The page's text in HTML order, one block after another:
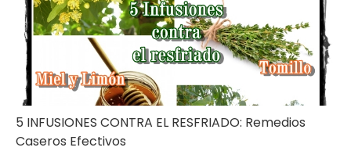
5 INFUSIONES CONTRA EL RESFRIADO: Remedios
Caseros Efectivos